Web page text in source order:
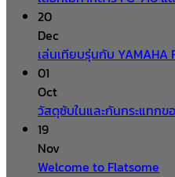
20
Dec
เล่นเทียบรุ่นกับ YAMAHA
01
Oct
วัสดุซับในและกันกระแทกข
19
Nov
Welcome to Flatsome